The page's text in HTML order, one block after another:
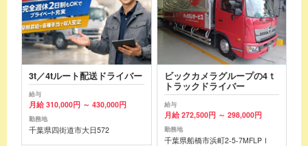
3t／4tルート配送ドライバー
給与
月給 310,000円 ～ 430,000円
勤務地
千葉県四街道市大日572
ビックカメラグループの4ｔ
トラックドライバー
給与
月給 272,500円 ～ 298,000円
勤務地
千葉県船橋市浜町2-5-7MFLPⅠ